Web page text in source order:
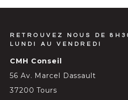
RETROUVEZ NOUS DE
LUNDI AU VENDREDI
CMH Conseil
56 Av. Marcel Dassault
37200 Tours